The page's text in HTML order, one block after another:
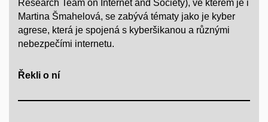
Research Team on Internet and Society), ve kterém je i
Martina Šmahelová, se zabývá tématy jako je kyber
agrese, která je spojená s kyberšikanou a různými
nebezpečími internetu.
Řekli o ní